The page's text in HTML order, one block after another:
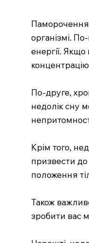
Паморочення
організмі.
енергії.
По-друге,
недолік сну
Крім того,
призвести до
положення
Також
зробити вас